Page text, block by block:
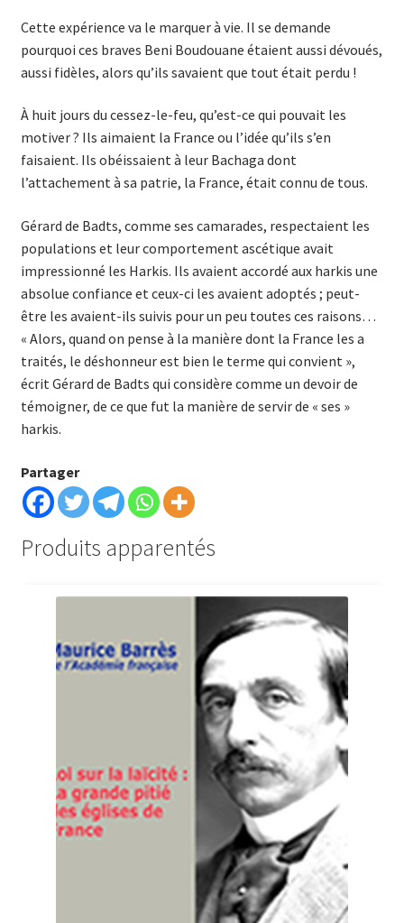
Cette expérience va le marquer à vie. Il se demande
pourquoi ces braves Beni Boudouane étaient aussi dévoués,
aussi fidèles, alors qu’ils savaient que tout était perdu !
À huit jours du cessez-le-feu, qu’est-ce qui pouvait les
motiver ? Ils aimaient la France ou l’idée qu’ils s’en
faisaient. Ils obéissaient à leur Bachaga dont
l’attachement à sa patrie, la France, était connu de tous.
Gérard de Badts, comme ses camarades, respectaient les
populations et leur comportement ascétique avait
impressionné les Harkis. Ils avaient accordé aux harkis une
absolue confiance et ceux-ci les avaient adoptés ; peut-
être les avaient-ils suivis pour un peu toutes ces raisons…
« Alors, quand on pense à la manière dont la France les a
traités, le déshonneur est bien le terme qui convient »,
écrit Gérard de Badts qui considère comme un devoir de
témoigner, de ce que fut la manière de servir de « ses »
harkis.
Partager
Produits apparentés